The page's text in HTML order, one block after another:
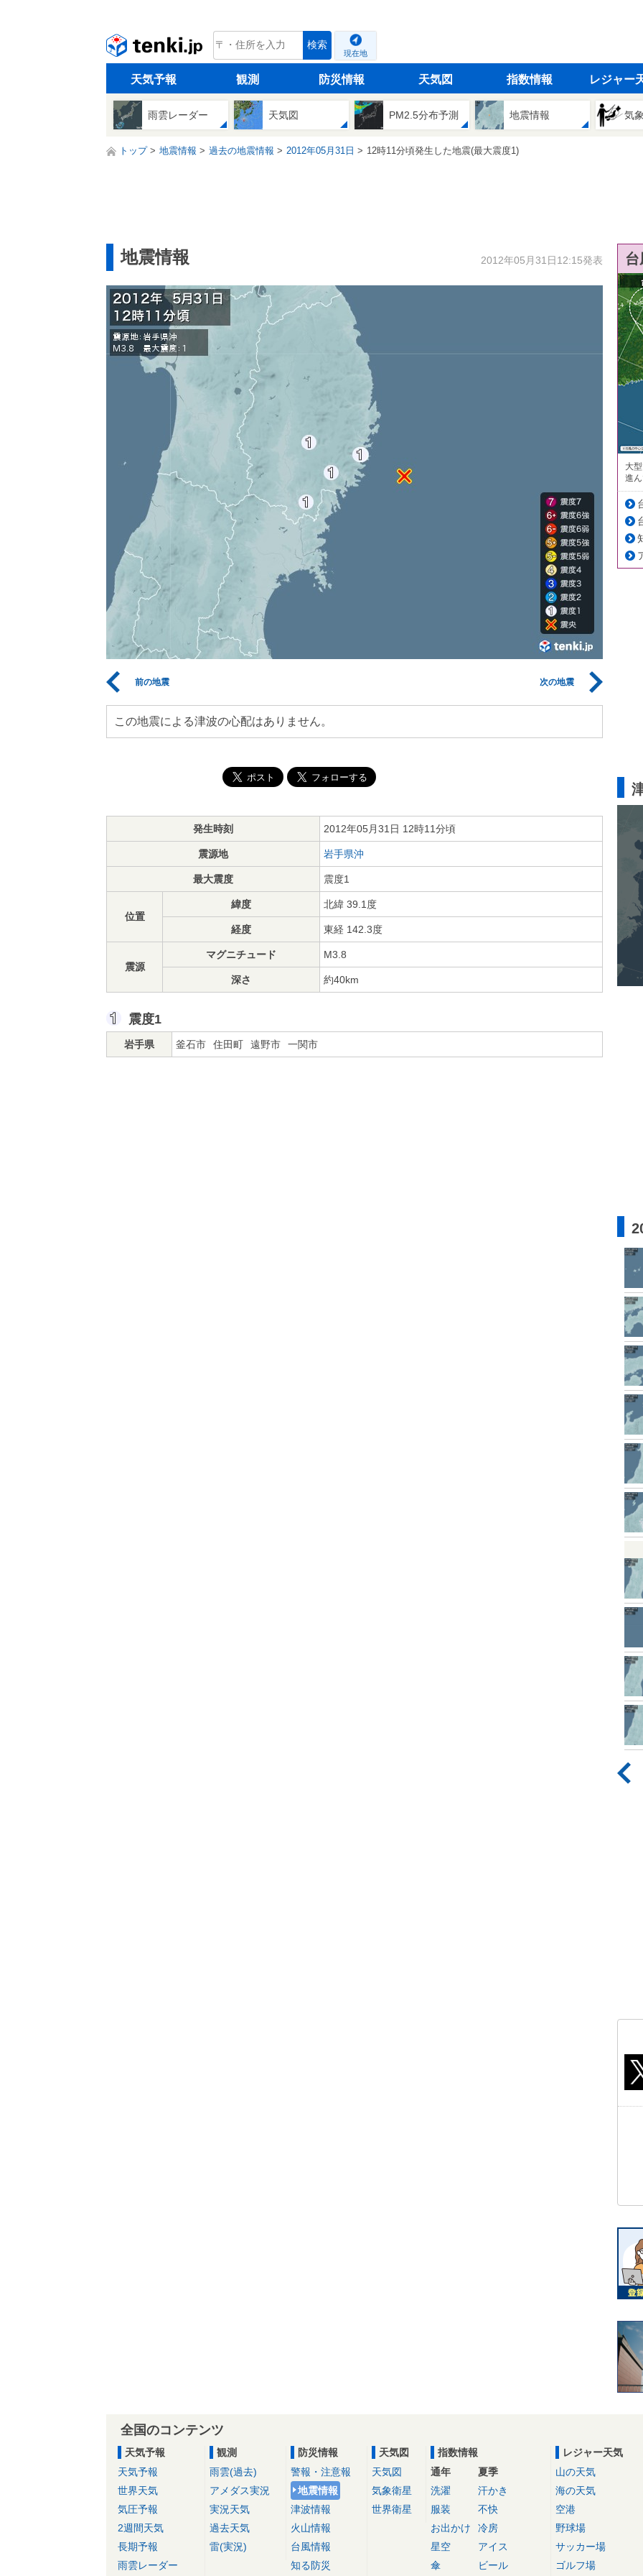
tenki.jp 検索
現在地
天気予報 観測 防災情報 天気図 指数情報 レジャー
雨雲レーダー 天気図 PM2.5分布予測 地震情報 気
トップ 地震情報 過去の地震情報 2012年05月31日 12時11分頃発生した地震(最大震度1)
地震情報 2012年05月31日12:15発表
前の地震 次の地震
この地震による津波の心配はありません。
発生時刻 2012年05月31日 12時11分頃
震源地 岩手県沖
最大震度 震度1
位置
緯度 北緯 39.1度
経度 東経 142.3度
震源
マグニチュード M3.8
深さ 約40km
震度1
岩手県 釜石市 住田町 遠野市 一関市
大
進
全国のコンテンツ
天気予報
天気予報
世界天気
気圧予報
2週間天気
長期予報
雨雲レーダー
観測
雨雲(過去)
アメダス実況
実況天気
過去天気
雷(実況)
防災情報
警報・注意報
地震情報
津波情報
火山情報
台風情報
知る防災
天気図
天気図
気象衛星
世界衛星
指数情報
通年
洗濯
服装
お出かけ
星空
傘
夏季
汗かき
不快
冷房
アイス
ビール
レジャー天気
山の天気
海の天気
空港
野球場
サッカー場
ゴルフ場